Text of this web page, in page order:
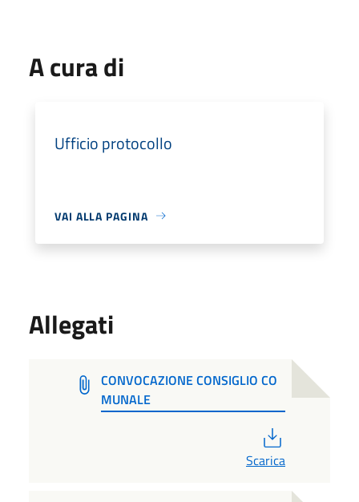
A cura di
Ufficio protocollo
VAI ALLA PAGINA
Allegati
CONVOCAZIONE CONSIGLIO CO
MUNALE
Scarica